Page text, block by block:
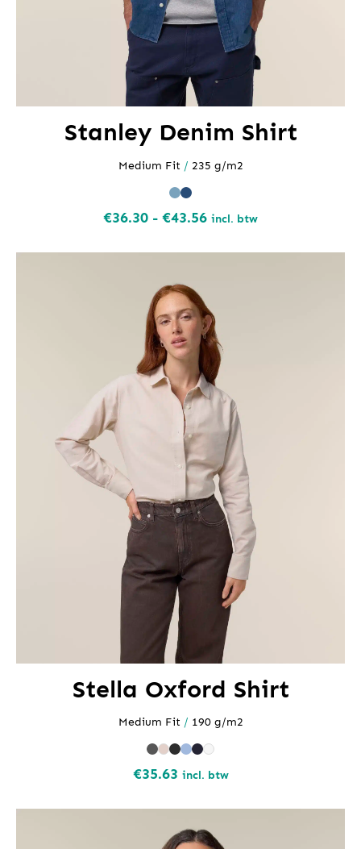
Stanley Denim Shirt
Medium Fit / 235 g/m2
€36.30 - €43.56Prijsklasse:
incl. btw
Stella Oxford Shirt
Medium Fit / 190 g/m2
€35.63 incl. btw